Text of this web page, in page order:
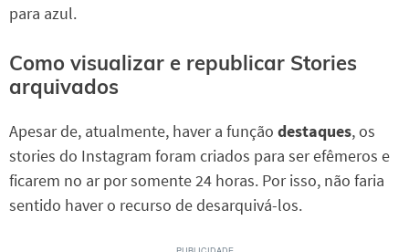
para azul.
Como visualizar e republicar Stories
arquivados
Apesar de, atualmente, haver a função destaques, os
stories do Instagram foram criados para ser efêmeros e
ficarem no ar por somente 24 horas. Por isso, não faria
sentido haver o recurso de desarquivá-los.